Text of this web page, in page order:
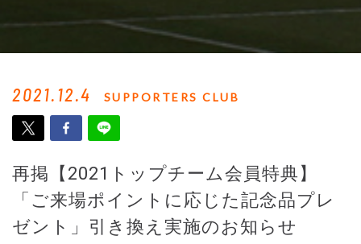
2021.12.4 SUPPORTERS CLUB
再掲【2021トップチーム会員特典】
「ご来場ポイントに応じた記念品プレ
ゼント」引き換え実施のお知らせ